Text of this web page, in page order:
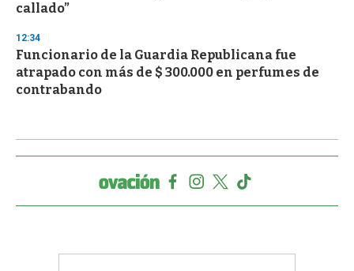
callado”
12:34
Funcionario de la Guardia Republicana fue
atrapado con más de $ 300.000 en perfumes de
contrabando